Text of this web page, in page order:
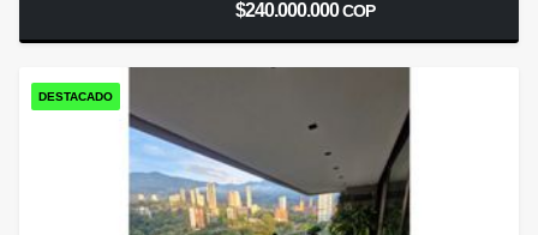
$240.000.000COP
DESTACADO